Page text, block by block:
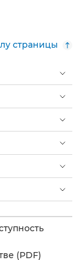
страницы
(PDF)